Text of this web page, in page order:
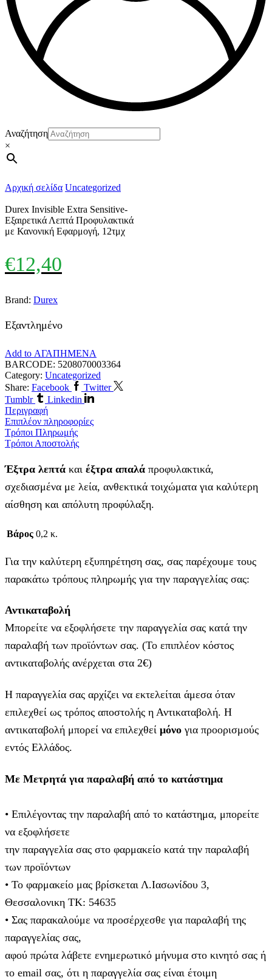
Αναζήτηση
×
Αρχική σελίδα Uncategorized
Durex Invisible Extra Sensitive-
Εξαιρετικά Λεπτά Προφυλακτικά
με Κανονική Εφαρμογή, 12τμχ
€12,40
Brand: Durex
Εξαντλημένο
Add to ΑΓΑΠΗΜΕΝΑ
BARCODE: 5208070003364
Category: Uncategorized
Share: Facebook
Twitter
Tumblr
Linkedin
Περιγραφή
Επιπλέον πληροφορίες
Τρόποι Πληρωμής
Τρόποι Αποστολής
Έξτρα λεπτά και έξτρα απαλά προφυλακτικά,
σχεδιασμένα με λεία, ανθεκτικά τοιχώματα για καλύτερη
αίσθηση και απόλυτη προφύλαξη.
Βάρος 0,2 κ.
Για την καλύτερη εξυπηρέτηση σας, σας παρέχουμε τους
παρακάτω τρόπους πληρωμής για την παραγγελίας σας:
Αντικαταβολή
Μπορείτε να εξοφλήσετε την παραγγελία σας κατά την
παραλαβή των προϊόντων σας. (Το επιπλέον κόστος
αντικαταβολής ανέρχεται στα 2€)
Η παραγγελία σας αρχίζει να εκτελείται άμεσα όταν
επιλεχθεί ως τρόπος αποστολής η Αντικαταβολή. Η
αντικαταβολή μπορεί να επιλεχθεί μόνο για προορισμούς
εντός Ελλάδος.
Με Μετρητά για παραλαβή από το κατάστημα
• Επιλέγοντας την παραλαβή από το κατάστημα, μπορείτε
να εξοφλήσετε
την παραγγελία σας στο φαρμακείο κατά την παραλαβή
των προϊόντων
• Το φαρμακείο μας βρίσκεται Λ.Ιασωνίδου 3,
Θεσσαλονικη ΤΚ: 54635
• Σας παρακαλούμε να προσέρχεσθε για παραλαβή της
παραγγελίας σας,
αφού πρώτα λάβετε ενημερωτικό μήνυμα στο κινητό σας ή
το email σας, ότι η παραγγελία σας είναι έτοιμη